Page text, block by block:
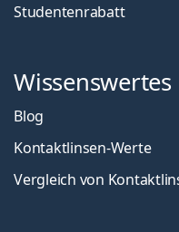
Studentenrabatt
Wissenswertes
Blog
Kontaktlinsen-Werte
Vergleich von